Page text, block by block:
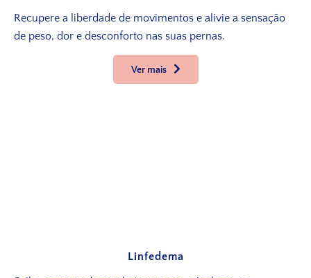
Recupere a liberdade de movimentos e alivie a sensação
de peso, dor e desconforto nas suas pernas.
Ver mais
Linfedema